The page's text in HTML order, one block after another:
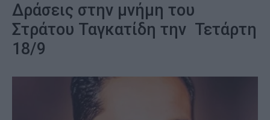
Δράσεις στην μνήμη του
Στράτου Ταγκατίδη την Τετάρτη
18/9